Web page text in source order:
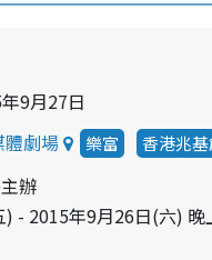
9月27日
劇場 樂富 香港兆
辦
- 2015年9月26日(六)